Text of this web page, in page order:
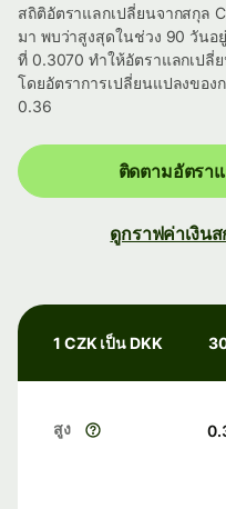
สถิติอัตราแลกเปลี่ยนจากสกุล
มา พบว่าสูงสุดในช่วง 90 วัน
ที่ 0.3070 ทำให้อัตราแลกเปลี่
โดยอัตราการเปลี่ยนแปลงของ
0.36
ติดตามอัตรา
ดูกราฟค่าเงิน
1 CZK เป็น DKK
สูง